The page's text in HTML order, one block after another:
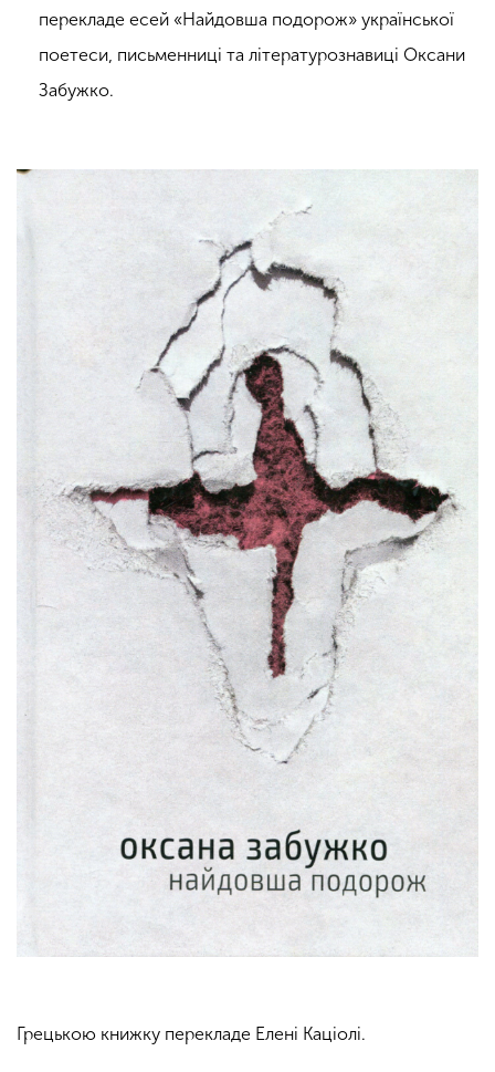
перекладе есей «Найдовша подорож» української
поетеси, письменниці та літературознавиці Оксани
Забужко.
Грецькою книжку перекладе Елені Каціолі.